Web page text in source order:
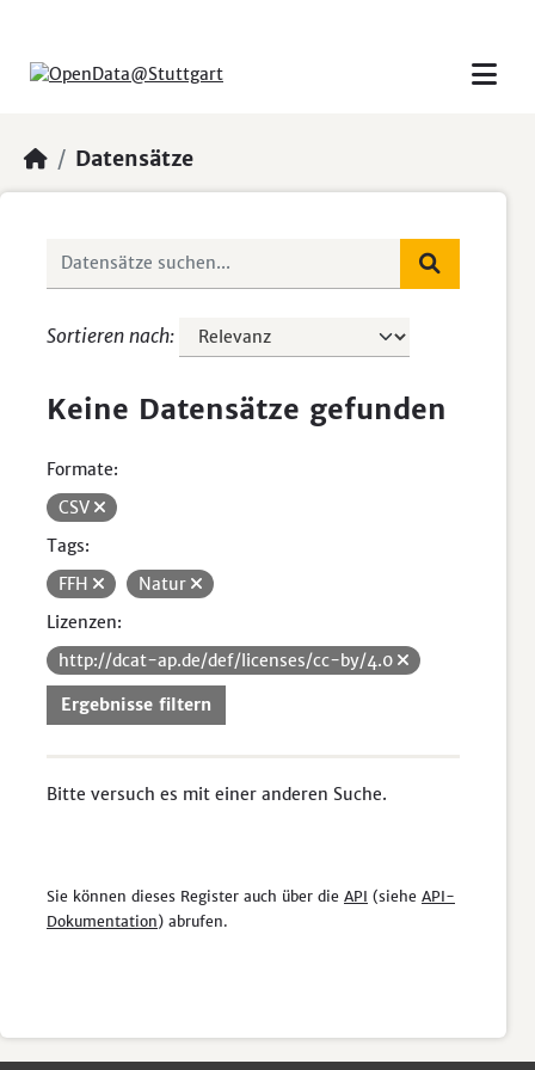
Datensätze
Sortieren nach
Keine Datensätze gefunden
Formate:
CSV
Tags:
FFH
Natur
Lizenzen:
http://dcat-ap.de/def/licenses/cc-by/4.0
Ergebnisse filtern
Bitte versuch es mit einer anderen Suche.
Sie können dieses Register auch über die API (siehe API-
Dokumentation) abrufen.